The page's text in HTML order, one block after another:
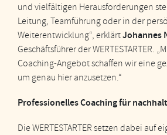
und vielfältigen Herausforderungen
Leitung, Teamführung oder in der
Weiterentwicklung“, erklärtJohannes
Geschäftsführer der WERTESTARTER.
Coaching-Angebot schaffen wir eine
um genau hier anzusetzen.“
Professionelles Coaching für
Die WERTESTARTER setzen dabei auf